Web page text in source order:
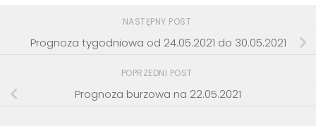
NASTĘPNY POST
Prognoza tygodniowa od 24.05.2021 do 30.05.2021
POPRZEDNI POST
Prognoza burzowa na 22.05.2021